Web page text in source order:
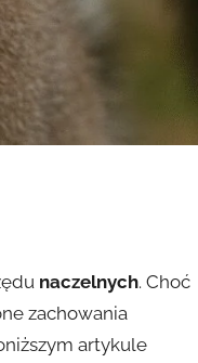
naczelnych. Choć
zachowania
artykule